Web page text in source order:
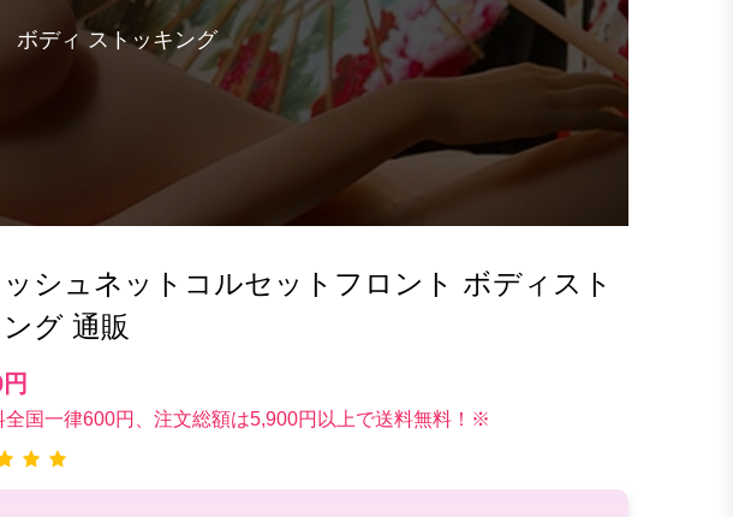
ボディ ストッキング
シュネットコルセットフロント ボディスト
グ 通販
国一律600円、注文総額は5,900円以上で送料無料！※